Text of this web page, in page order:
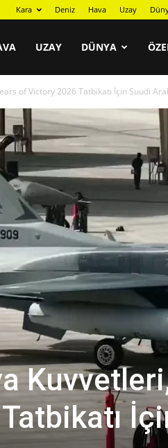
Kara Deniz Hava Uzay
UZAY DÜNYA
of Victory 2026 Tatbikatı İçin Suudi